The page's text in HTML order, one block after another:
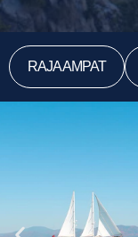
RAJA AMPAT